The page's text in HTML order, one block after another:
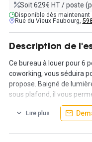
Soit 629€ HT / poste
Disponible dès maintenant
Rue du Vieux Faubourg,
Description de
Ce bureau à louer pour 6
coworking, vous séduira
propose. Baigné de
sous plafond, il vous
plateaux d'un total de
Lire plus